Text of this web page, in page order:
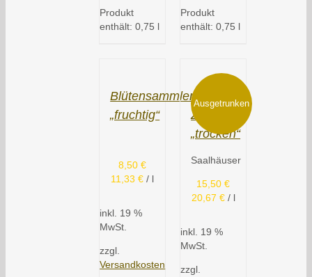
Produkt
enthält: 0,75 l
Produkt
enthält: 0,75 l
Blütensammler
„fruchtig“
8,50€
11,33€ / l
inkl. 19 %
MwSt.
zzgl.
Versandkosten
Ausgetrunken
Blauer
Zweigelt
„trocken“
Saalhäuser
15,50€
20,67 €/ l
inkl. 19 %
MwSt.
zzgl.